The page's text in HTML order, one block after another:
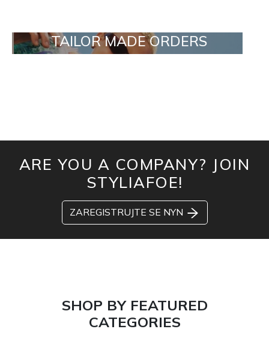
TAILOR MADE ORDERS
ARE YOU A COMPANY? JOIN
STYLIAFOE!
ZAREGISTRUJTE SE NYN
SHOP BY FEATURED
CATEGORIES